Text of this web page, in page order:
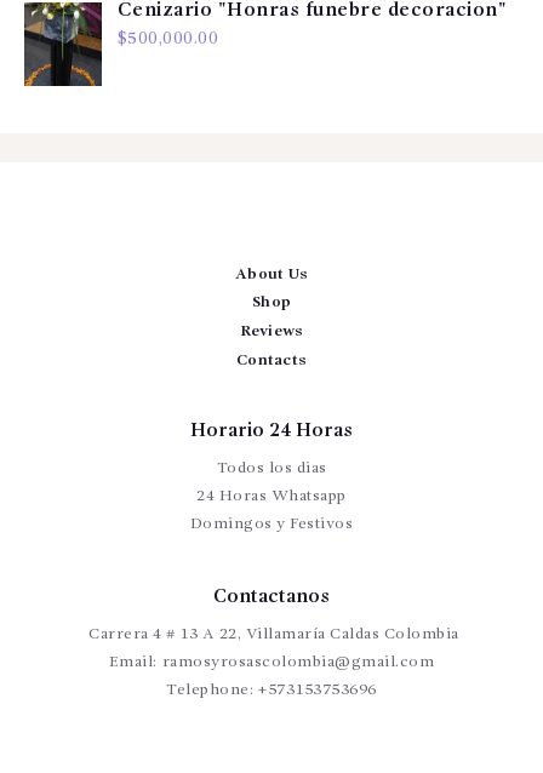
Cenizario "Honras funebre decoracion"
$500,000.00
About Us
Shop
Reviews
Contacts
Horario 24 Horas
Todos los dias
24 Horas Whatsapp
Domingos y Festivos
Contactanos
Carrera 4 # 13 A 22, Villamaría Caldas Colombia
Email: ramosyrosascolombia@gmail.com
Telephone: +573153753696